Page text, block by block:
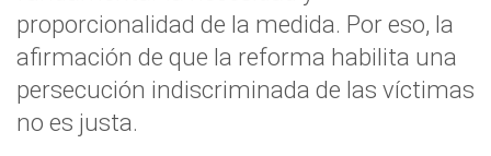
proporcionalidad de la medida. Por eso, la
afirmación de que la reforma habilita una
persecución indiscriminada de las víctimas
no es justa.